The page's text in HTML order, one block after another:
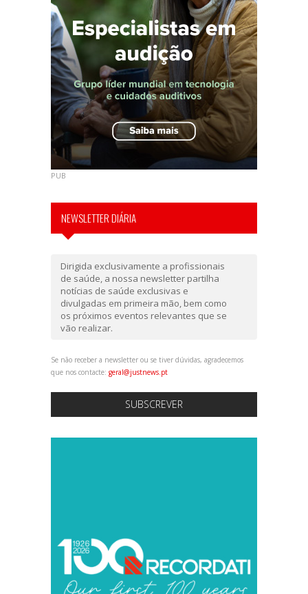
PUB
NEWSLETTER DIÁRIA
Dirigida exclusivamente a profissionais
de saúde, a nossa newsletter partilha
notícias de saúde exclusivas e
divulgadas em primeira mão, bem como
os próximos eventos relevantes que se
vão realizar.
Se não receber a newsletter ou se tiver dúvidas, agradecemos
que nos contacte: geral@justnews.pt
SUBSCREVER